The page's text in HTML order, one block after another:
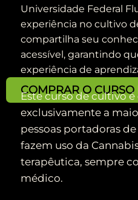
Universidade Federal
experiência no cultivo
compartilha seu
acessível, garantindo
experiência de
COMPRAR O
Este curso de cultivo
exclusivamente a
pessoas portadoras
fazem uso da
terapêutica, sempre
médico.